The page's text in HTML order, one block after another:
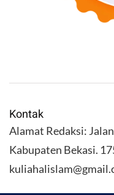
Kontak
Alamat Redaksi:
Kabupaten Bekasi.